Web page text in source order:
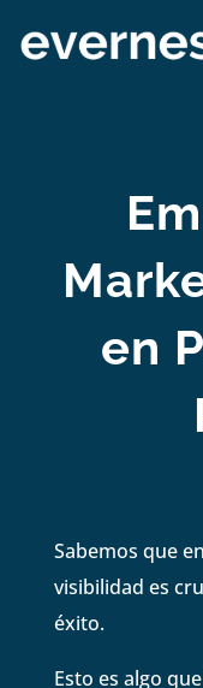
en
Sabemos que
visibilidad es
éxito.
Esto es algo